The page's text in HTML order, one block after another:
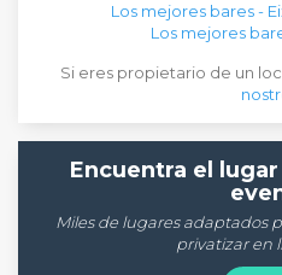
Los mejores bares -
Los mejores
Si eres propietario de un
Encuentra el
Miles de lugares adaptados
privatizar en